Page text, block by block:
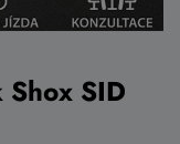
SID